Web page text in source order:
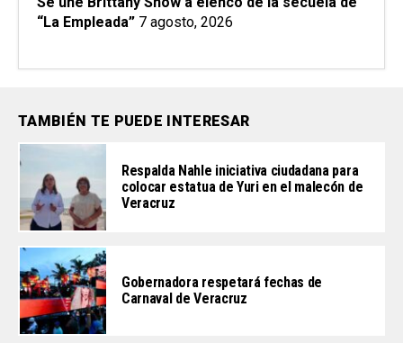
“La Empleada” 7 agosto, 2026
TAMBIÉN TE PUEDE INTERESAR
Respalda Nahle iniciativa ciudadana para
colocar estatua de Yuri en el malecón de
Veracruz
Gobernadora respetará fechas de
Carnaval de Veracruz